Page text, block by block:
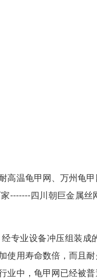
高温龟甲网、万州龟
-------四川朝巨金属
专业设备冲压组装
使用寿命数倍，而且
业中，龟甲网已经被